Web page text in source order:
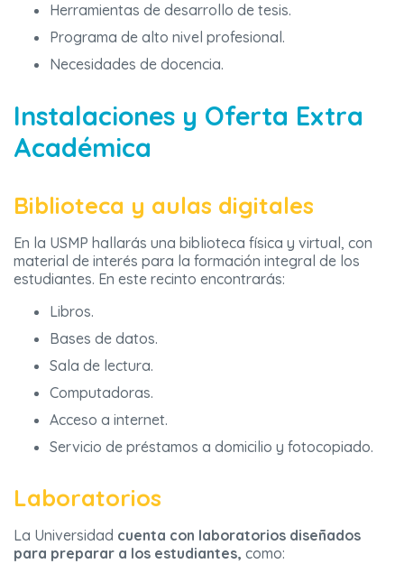
Herramientas de desarrollo de tesis.
Programa de alto nivel profesional.
Necesidades de docencia.
Instalaciones y Oferta Extra
Académica
Biblioteca y aulas digitales
En la USMP hallarás una biblioteca física y virtual, con
material de interés para la formación integral de los
estudiantes. En este recinto encontrarás:
Libros.
Bases de datos.
Sala de lectura.
Computadoras.
Acceso a internet.
Servicio de préstamos a domicilio y fotocopiado.
Laboratorios
La Universidad cuenta con laboratorios diseñados
para preparar a los estudiantes, como: